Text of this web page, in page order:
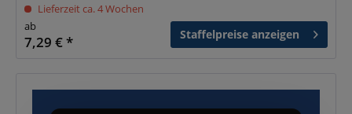
Lieferzeit ca. 4 Wochen
ab
7,29 € * Staffelpreise anzeigen